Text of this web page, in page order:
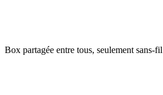
Box partagée entre tous, seulement sans-fil